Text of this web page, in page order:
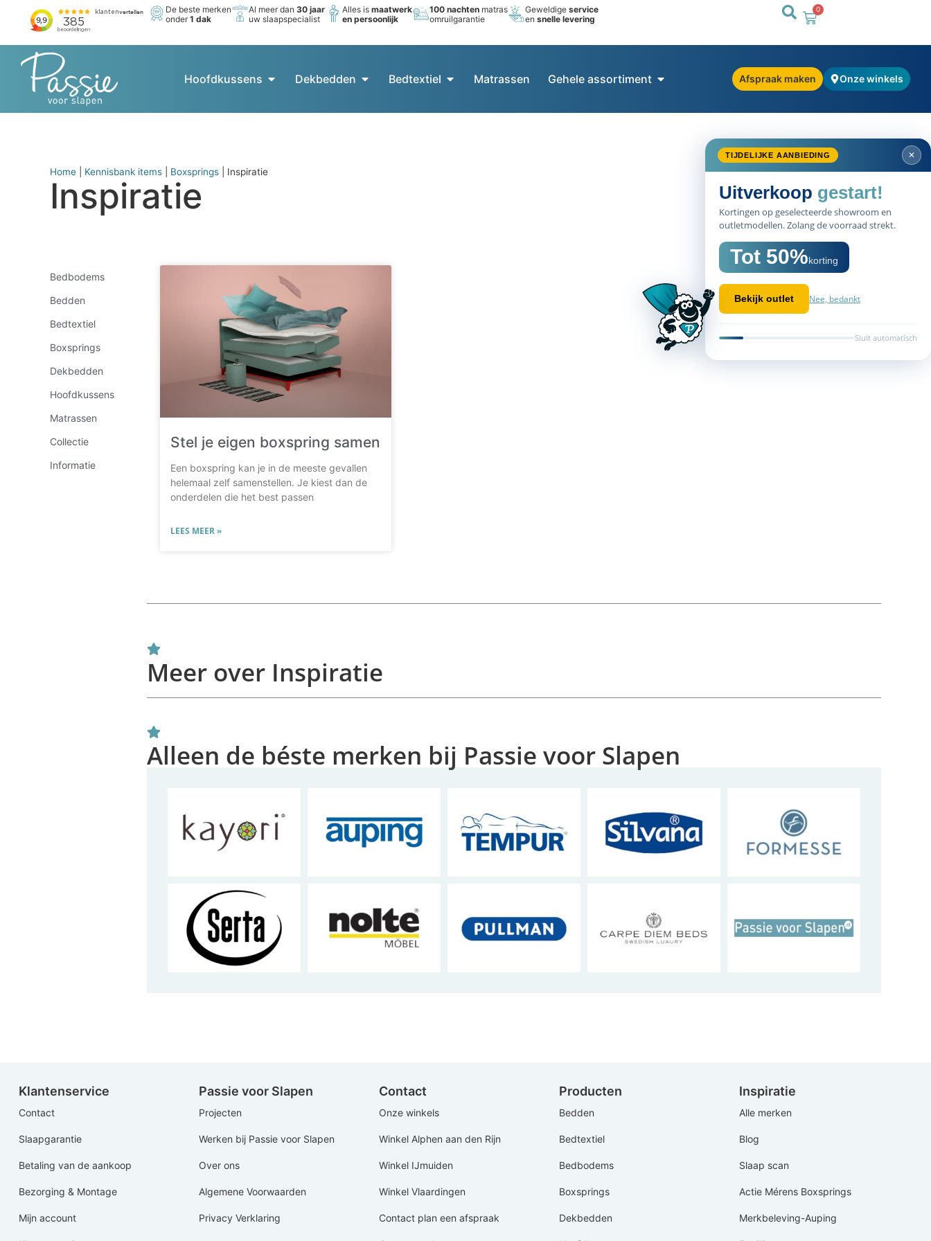
De beste merken
onder1 dak
Al meer dan30 jaar
uw slaapspecialist
Alles ismaatwerk
en persoonlijk
100 nachten matras
omruilgarantie
Geweldigeservice
ensnelle levering
0
Hoofdkussens Dekbedden Bedtextiel Matrassen Gehele assortiment Afspraak maken Onze winkels
TIJDELIJKE AANBIEDING ✕
Uitverkoop gestart!
Kortingen op geselecteerde showroom en
outletmodellen. Zolang de voorraad strekt.
Tot 50%korting
Bekijk outlet Nee, bedankt
Sluit automatisch
Home Kennisbank items Boxsprings Inspiratie
Inspiratie
Bedbodems
Bedden
Bedtextiel
Boxsprings
Dekbedden
Hoofdkussens
Matrassen
Collectie
Informatie
Stel je eigen boxspring samen
Een boxspring kan je in de meeste gevallen
helemaal zelf samenstellen. Je kiest dan de
onderdelen die het best passen
LEES MEER »
Meer over Inspiratie
Alleen de béste merken bij Passie voor Slapen
Klantenservice
Contact
Slaapgarantie
Betaling van de aankoop
Bezorging & Montage
Mijn account
Passie voor Slapen
Projecten
Werken bij Passie voor Slapen
Over ons
Algemene Voorwaarden
Privacy Verklaring
Contact
Onze winkels
Winkel Alphen aan den Rijn
Winkel IJmuiden
Winkel Vlaardingen
Contact plan een afspraak
Producten
Bedden
Bedtextiel
Bedbodems
Boxsprings
Dekbedden
Inspiratie
Alle merken
Blog
Slaap scan
Actie Mérens Boxsprings
Merkbeleving-Auping